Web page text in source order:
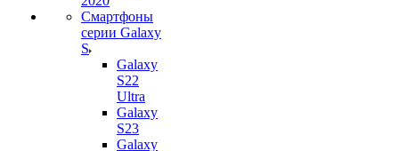
Смартфоны
серии Galaxy
S
Galaxy
S22
Ultra
Galaxy
S23
Galaxy